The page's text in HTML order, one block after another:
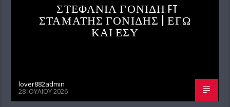
ΣΤΕΦΑΝΙΑ ΓΟΝΙΔΗ FT
ΣΤΑΜΑΤΗΣ ΓΟΝΙΔΗΣ | ΕΓΩ
ΚΑΙ ΕΣΥ
lover882admin
28 ΙΟΥΛΊΟΥ 2026